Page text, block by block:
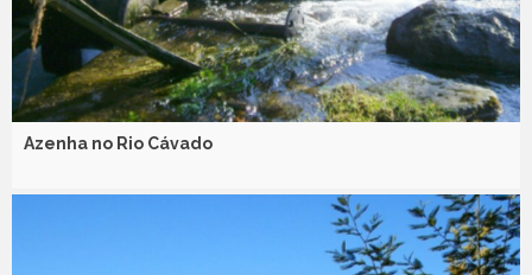
Azenha no Rio Cávado